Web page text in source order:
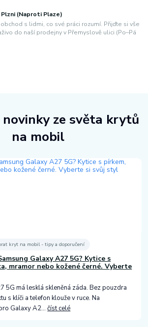
(Naproti Plaze)
s lidmi, co své práci rozumí. Přijďte si vše
do naší prodejny v Přemyslově ulici (Po–Pá
novinky ze světa krytů
na mobil
kryt na mobil - tipy a doporučení
Galaxy A27 5G? Kytice s
mramor nebo kožené černé. Vyberte
5G má lesklá skleněná záda. Bez pouzdra
s klíči a telefon klouže v ruce. Na
Galaxy A2...číst celé